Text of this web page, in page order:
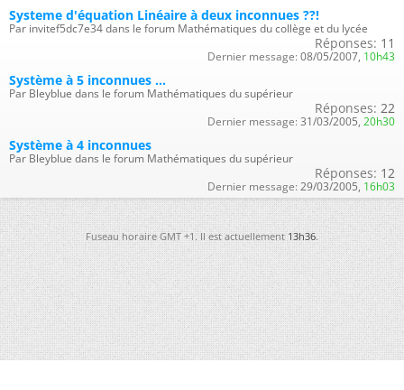
Systeme d'équation Linéaire à deux inconnues ??!
Par invitef5dc7e34 dans le forum Mathématiques du collège et du lycée
Réponses: 11
Dernier message: 08/05/2007, 10h43
Système à 5 inconnues ...
Par Bleyblue dans le forum Mathématiques du supérieur
Réponses: 22
Dernier message: 31/03/2005, 20h30
Système à 4 inconnues
Par Bleyblue dans le forum Mathématiques du supérieur
Réponses: 12
Dernier message: 29/03/2005, 16h03
Fuseau horaire GMT +1. Il est actuellement13h36.